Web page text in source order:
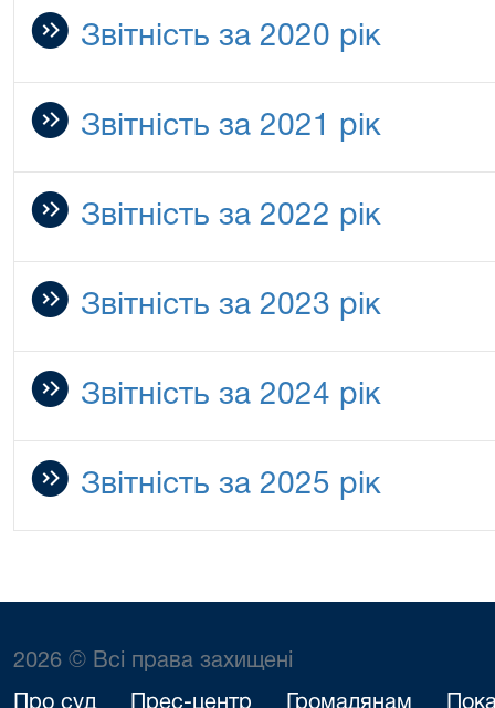
Звітність за 2020 рік
Звітність за 2021 рік
Звітність за 2022 рік
Звітність за 2023 рік
Звітність за 2024 рік
Звітність за 2025 рік
2026 © Всі права захищені
Про суд Прес-центр Громадянам